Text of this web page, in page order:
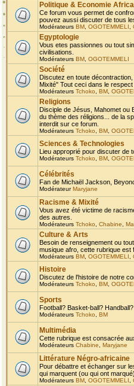
Politique & Economie
Ce forum vous permet de
pouvez aussi discuter de tous
Modérateurs BM OGOTEMMELI
Egyptologie
Vous etes passionnes ou tout
civilisations.
Modérateurs BM OGOTEMMELI
Société
Discutez en toute
Mixité" Tout ceci dans le
Modérateurs Tchoko BM
Religions
Disciple de Jésus, Mahomet ou
du thème des réligions... de la
interdit sur ce forum.
Modérateurs Tchoko BM
Sciences & Technologies
Lieu approprié pour discuter de
Modérateurs Tchoko BM
Célébrités
Fan de Michaël Jackson,
ModérateurMaryjane
Racisme & Mixité
Vous avez été victime de
des autres.
Modérateurs Tchoko Chabine
Culture & Arts
Besoin de renseignement ou
musique afro, cette rubrique est
Modérateurs BM OGOTEMMELI
Histoire
Discutez de l'histoire de notre
Modérateurs Tchoko BM
Sports
Football? Basket-ball?
Modérateurs Tchoko BM
Multimédia
Cette rubrique est consacrée
Modérateurs Chabine Maryjane
Littérature Négro-africaine
Pour débattre et échanger sur
qui marquent (ou qui ont
Modérateurs BM OGOTEMMELI